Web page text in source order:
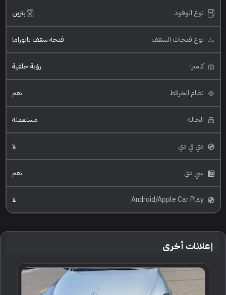
نوع الوقود بنزين
نوع فتحات السقف فتحة سقف بانوراما
كاميرا رؤية خلفية
نظام الخرائط نعم
الحالة مستعملة
دي في دي لا
سي دي نعم
Android/Apple Car Play لا
إعلانات أخرى